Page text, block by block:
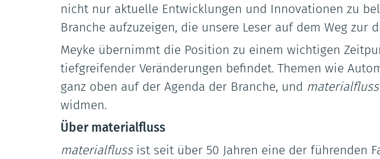
nicht nur aktuelle Entwicklungen und Innovationen zu
Branche aufzuzeigen, die unsere Leser auf dem Weg zur
Meyke übernimmt die Position zu einem wichtigen
tiefgreifender Veränderungen befindet. Themen wie
ganz oben auf der Agenda der Branche, und materialfluss
widmen.
Über materialfluss
materialflussist seit über 50 Jahren eine der führenden